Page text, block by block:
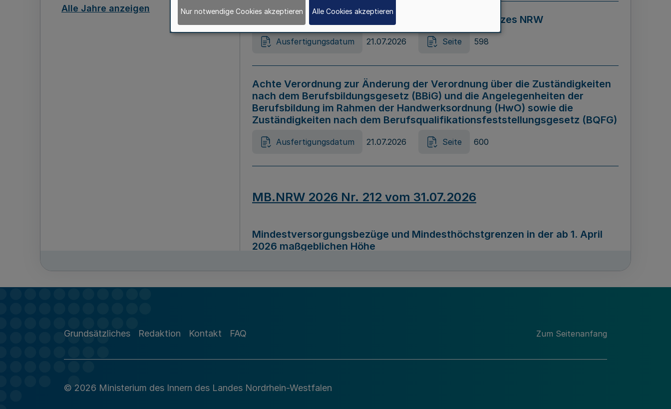
Alle Jahre anzeigen
Gesetz zur Änderung des Online-Casinospiel Gesetzes NRW
Ausfertigungsdatum 21.07.2026 Seite 598
Achte Verordnung zur Änderung der Verordnung über die Zuständigkeiten
nach dem Berufsbildungsgesetz (BBiG) und die Angelegenheiten der
Berufsbildung im Rahmen der Handwerksordnung (HwO) sowie die
Zuständigkeiten nach dem Berufsqualifikationsfeststellungsgesetz (BQFG)
Ausfertigungsdatum 21.07.2026 Seite 600
MB.NRW 2026 Nr. 212 vom 31.07.2026
Mindestversorgungsbezüge und Mindesthöchstgrenzen in der ab 1. April
2026 maßgeblichen Höhe
Richtlinie zur Durchführung des Förderprogramms „Mittelstand Innovativ &
Grundsätzliches Redaktion Kontakt FAQ Zum Seitenanfang
© 2026 Ministerium des Innern des Landes Nordrhein-Westfalen
Nur notwendige Cookies akzeptieren Alle Cookies akzeptieren